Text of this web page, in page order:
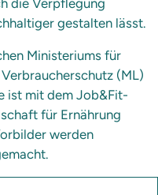
die Verpflegung
gestalten lässt.
Ministeriums für
(ML)
ist mit dem Job&Fit-
für Ernährung
werden